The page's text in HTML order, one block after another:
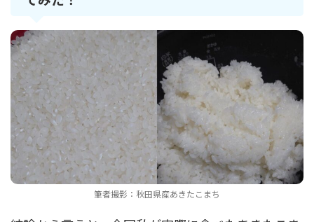
筆者撮影：秋田県産あきたこまち